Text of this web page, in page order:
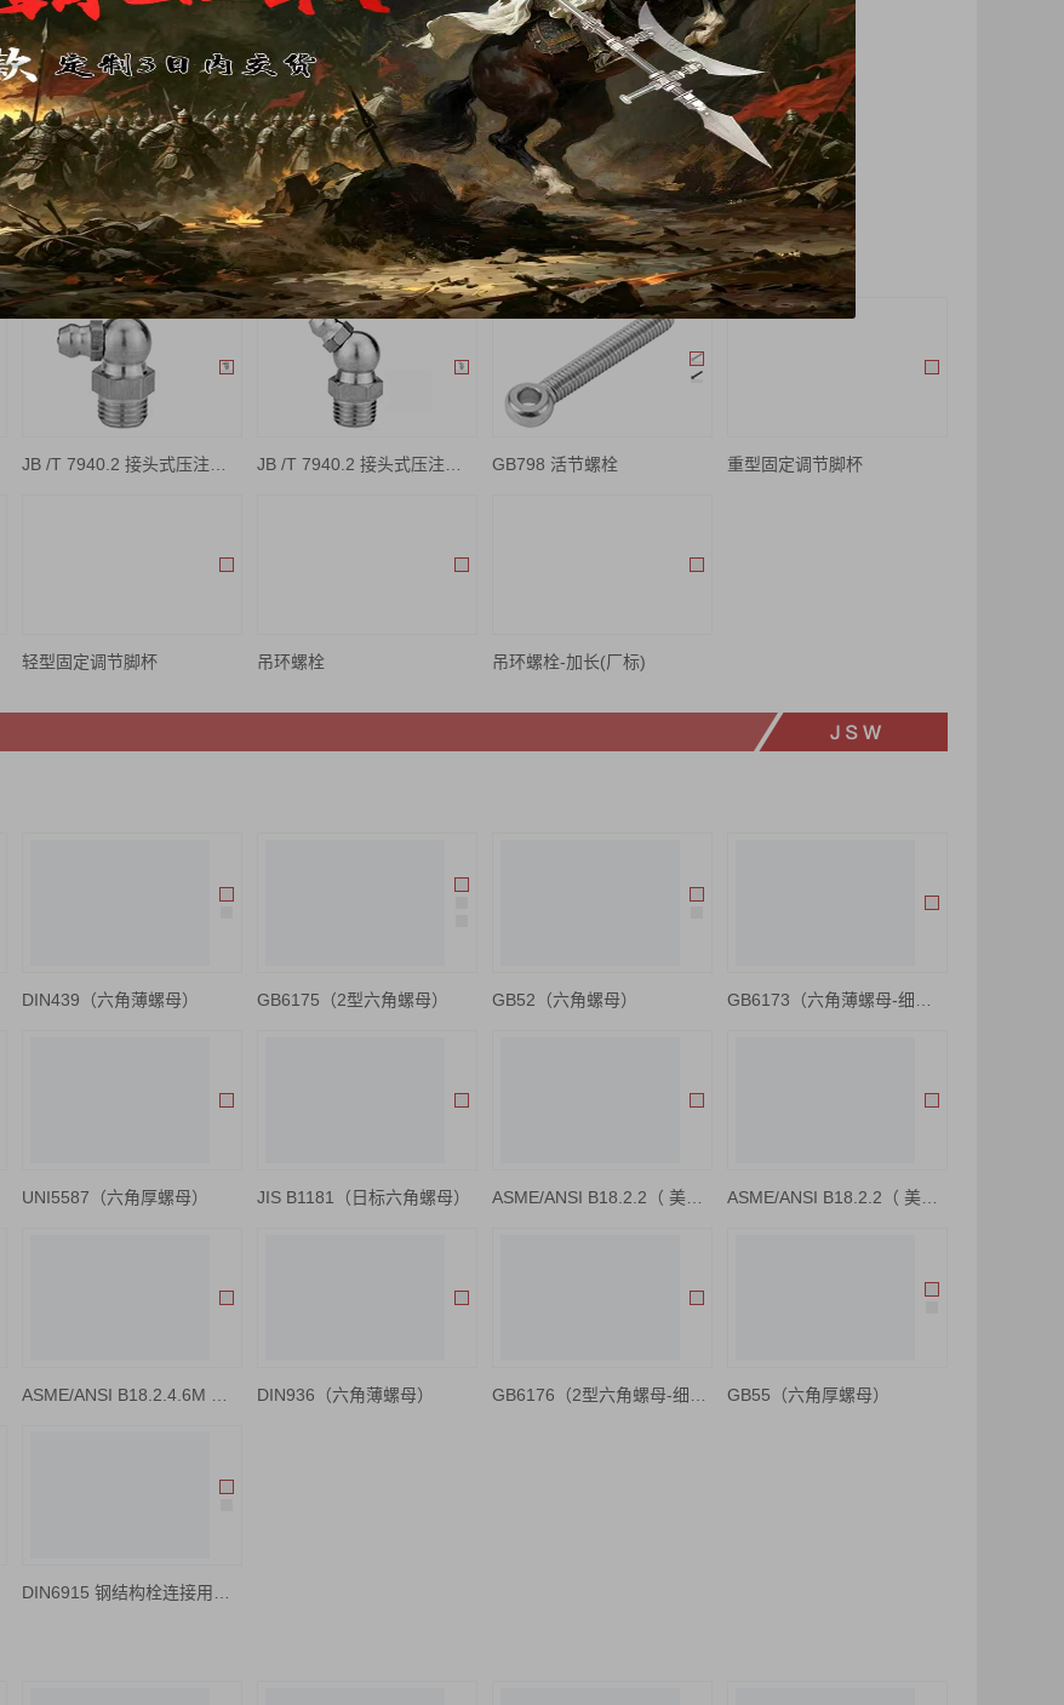
GB798 活节螺栓 重型固定调节脚杯
轻型固定调节脚杯 吊环螺栓 吊环螺栓-加长(厂标)
DIN439（六角薄螺母） GB6175（2型六角螺母） GB52（六角螺母）
UNI5587（六角厚螺母） JIS B1181（日标六角螺母）
DIN936（六角薄螺母） GB55（六角厚螺母）